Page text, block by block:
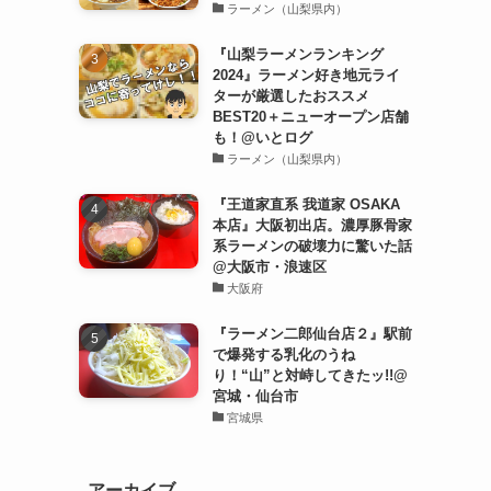
ラーメン（山梨県内）
『山梨ラーメンランキング
2024』ラーメン好き地元ライ
ターが厳選したおススメ
BEST20＋ニューオープン店舗
も！@いとログ
ラーメン（山梨県内）
『王道家直系 我道家 OSAKA
本店』大阪初出店。濃厚豚骨家
系ラーメンの破壊力に驚いた話
@大阪市・浪速区
大阪府
『ラーメン二郎仙台店２』駅前
で爆発する乳化のうね
り！“山”と対峙してきたッ!!@
宮城・仙台市
宮城県